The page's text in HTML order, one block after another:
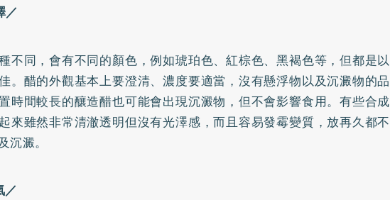
不同，會有不同的顏色，例如琥珀色、紅棕色、黑褐色等，但都是以
。醋的外觀基本上要澄清、濃度要適當，沒有懸浮物以及沉澱物的品
時間較長的釀造醋也可能會出現沉澱物，但不會影響食用。有些合成
來雖然非常清澈透明但沒有光澤感，而且容易發霉變質，放再久都不
沉澱。